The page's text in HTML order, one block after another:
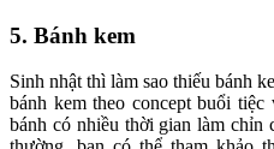
5. Bánh kem
Sinh nhật thì làm sao thiếu bánh
bánh kem theo concept buổi
bánh có nhiều thời gian làm chỉn